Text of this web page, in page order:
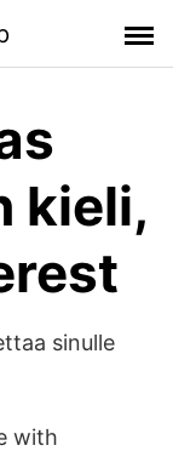
kieli,
sinulle
with